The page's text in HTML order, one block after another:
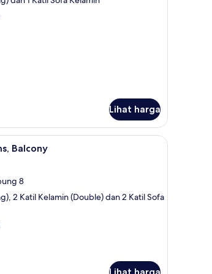
Lihat harga
TV skrin rata, pemain DVD, meja ping pong,
Balcony
8
2 Katil Kelamin (Double) dan 2 Katil Sofa
Lihat harga